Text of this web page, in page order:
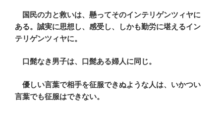
国民の力と救いは、懸ってそのインテリゲンツィヤに
ある。誠実に思想し、感受し、しかも勤労に堪えるイン
テリゲンツィヤに。
口髭なき男子は、口髭ある婦人に同じ。
優しい言葉で相手を征服できぬような人は、いかつい
言葉でも征服はできない。